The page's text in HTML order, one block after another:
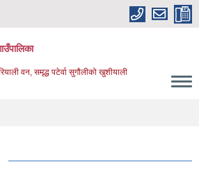
वन, समृद्ध पटेर्वा सुगौलीको खुशीयाली